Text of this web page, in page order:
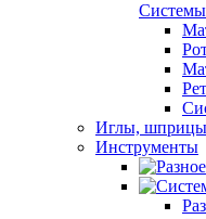
Системы
Иглы, шприцы
Инструменты